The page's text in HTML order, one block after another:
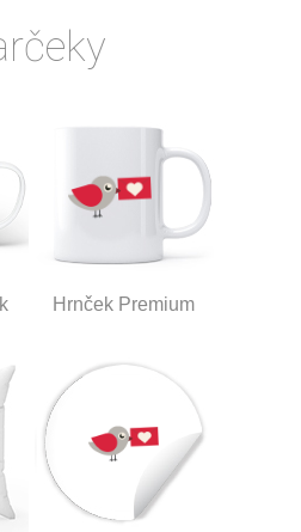
Hrnček Premium